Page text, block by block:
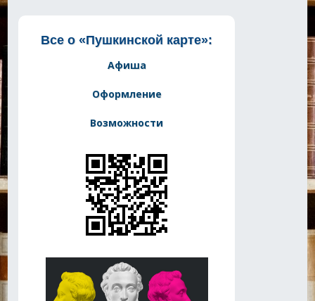
Все о «Пушкинской карте»:
Афиша
Оформление
Возможности